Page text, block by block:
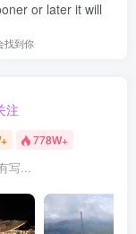
or later it will
找到你
注
778W+
写...